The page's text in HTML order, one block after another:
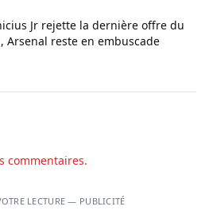
Jr rejette la dernière offre du
Arsenal reste en embuscade
commentaires.
LECTURE — PUBLICITÉ